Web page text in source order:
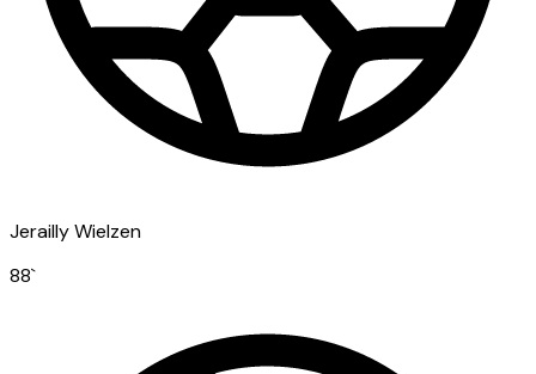
Jerailly Wielzen
88`